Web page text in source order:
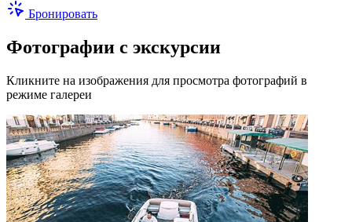
Бронировать
Фотографии с экскурсии
Кликните на изображения для просмотра фотографий в
режиме галереи